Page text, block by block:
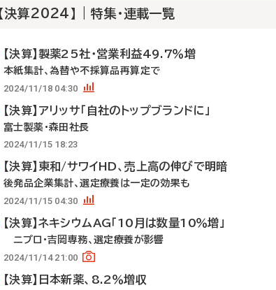
【決算2024】 | 特集・連載一覧
【決算】製薬25社・営業利益49.7％増
本紙集計、為替や不採算品再算定で
2024/11/18 04:30
【決算】アリッサ「自社のトップブランドに」
富士製薬・森田社長
2024/11/15 18:23
【決算】東和/サワイHD、売上高の伸びで明暗
後発品企業集計、選定療養は一定の効果も
2024/11/15 04:30
【決算】ネキシウムAG「10月は数量10％増」
ニプロ・吉岡専務、選定療養が影響
2024/11/14 21:00
【決算】日本新薬、8.2％増収